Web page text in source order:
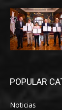
POPULAR
Noticias